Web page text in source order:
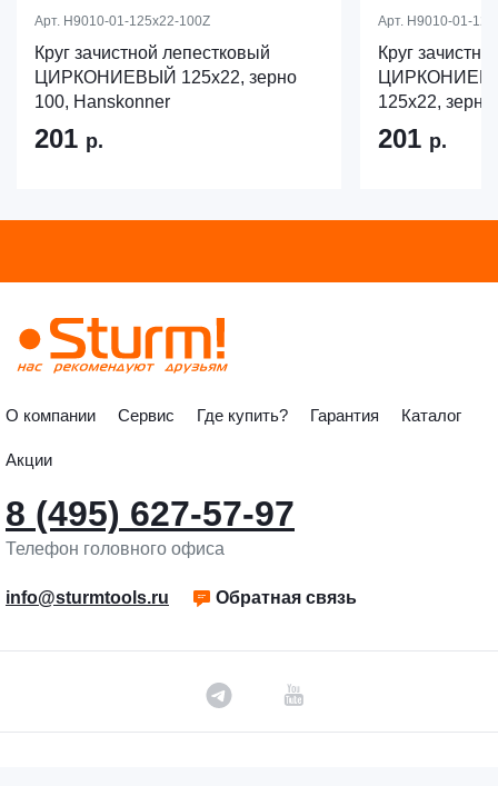
Арт. H9010-01-125x22-100Z
Круг зачистной лепестковый
ЦИРКОНИЕВЫЙ 125х22, зерно
100, Hanskonner
201 р.
Арт. H9010-01-
Круг
125х22,
201 р.
О компании Сервис Где купить? Гарантия Каталог
Акции
8 (495) 627-57-97
Телефон головного офиса
info@sturmtools.ru Обратная связь